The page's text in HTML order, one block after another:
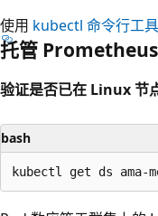
使用 kubectl 命令行工具
托管 Prometheus
验证是否已在 Linux 节
bash